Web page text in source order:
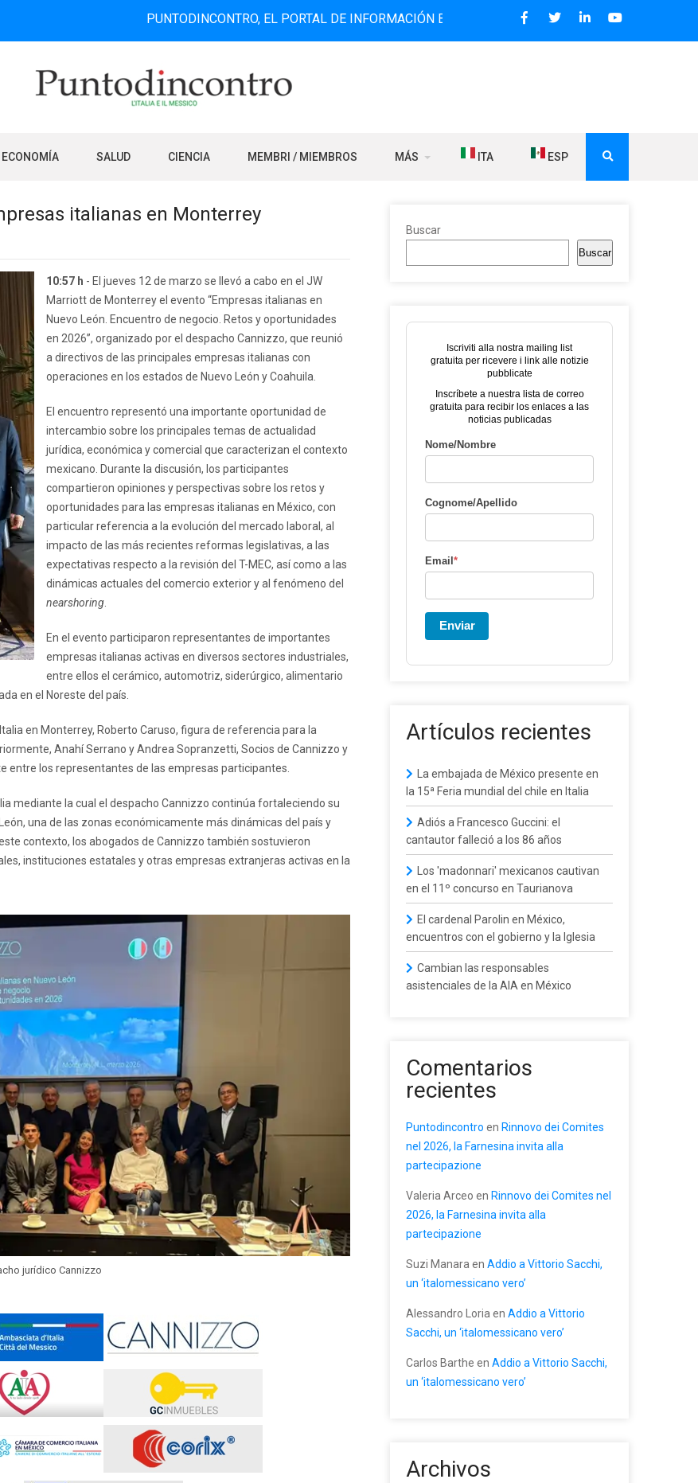
PUNTODINCONTRO, EL PORTAL DE INFORMACIÓN BILINGÜE QUE DESDE 2006 DIFUNDE NOTICIAS
ECONOMÍA SALUD CIENCIA MEMBRI / MIEMBROS MÁS ITA ESP
italianas en Monterrey
10:57 h - El jueves 12 de marzo se llevó a cabo en el JW
Marriott de Monterrey el evento “Empresas italianas en
Nuevo León. Encuentro de negocio. Retos y oportunidades
en 2026”, organizado por el despacho Cannizzo, que reunió
a directivos de las principales empresas italianas con
operaciones en los estados de Nuevo León y Coahuila.
El encuentro representó una importante oportunidad de
intercambio sobre los principales temas de actualidad
jurídica, económica y comercial que caracterizan el contexto
mexicano. Durante la discusión, los participantes
compartieron opiniones y perspectivas sobre los retos y
oportunidades para las empresas italianas en México, con
particular referencia a la evolución del mercado laboral, al
impacto de las más recientes reformas legislativas, a las
expectativas respecto a la revisión del T-MEC, así como a las
dinámicas actuales del comercio exterior y al fenómeno del
nearshoring
En el evento participaron representantes de importantes
empresas italianas activas en diversos sectores industriales,
entre ellos el cerámico, automotriz, siderúrgico, alimentario
en el Noreste del país.
en Monterrey, Roberto Caruso, figura de referencia para la
Anahí Serrano y Andrea Sopranzetti, Socios de Cannizzo y
entre los representantes de las empresas participantes.
mediante la cual el despacho Cannizzo continúa fortaleciendo su
una de las zonas económicamente más dinámicas del país y
contexto, los abogados de Cannizzo también sostuvieron
instituciones estatales y otras empresas extranjeras activas en la
jurídico Cannizzo
Buscar
Buscar
Iscriviti alla nostra mailing list
gratuita per ricevere i link alle notizie
pubblicate
Inscríbete a nuestra lista de correo
gratuita para recibir los enlaces a las
noticias publicadas
Nome/Nombre
Cognome/Apellido
Email *
Enviar
Artículos recientes
La embajada de México presente en
la 15ª Feria mundial del chile en Italia
Adiós a Francesco Guccini: el
cantautor falleció a los 86 años
Los 'madonnari' mexicanos cautivan
en el 11º concurso en Taurianova
El cardenal Parolin en México,
encuentros con el gobierno y la Iglesia
Cambian las responsables
asistenciales de la AIA en México
Comentarios
recientes
Puntodincontro en Rinnovo dei Comites
nel 2026, la Farnesina invita alla
partecipazione
Valeria Arceo en Rinnovo dei Comites nel
2026, la Farnesina invita alla
partecipazione
Suzi Manara en Addio a Vittorio Sacchi,
un ‘italomessicano vero’
Alessandro Loria en Addio a Vittorio
Sacchi, un ‘italomessicano vero’
Carlos Barthe en Addio a Vittorio Sacchi,
un ‘italomessicano vero’
Archivos